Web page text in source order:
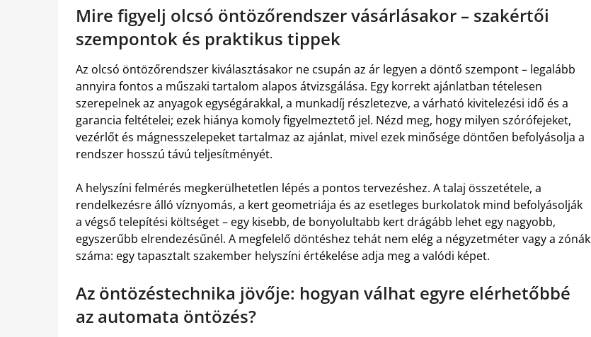
Mire figyelj olcsó öntözőrendszer vásárlásakor – szakértői
szempontok és praktikus tippek
Az olcsó öntözőrendszer kiválasztásakor ne csupán az ár legyen a döntő szempont – legalább
annyira fontos a műszaki tartalom alapos átvizsgálása. Egy korrekt ajánlatban tételesen
szerepelnek az anyagok egységárakkal, a munkadíj részletezve, a várható kivitelezési idő és a
garancia feltételei; ezek hiánya komoly figyelmeztető jel. Nézd meg, hogy milyen szórófejeket,
vezérlőt és mágnesszelepeket tartalmaz az ajánlat, mivel ezek minősége döntően befolyásolja a
rendszer hosszú távú teljesítményét.
A helyszíni felmérés megkerülhetetlen lépés a pontos tervezéshez. A talaj összetétele, a
rendelkezésre álló víznyomás, a kert geometriája és az esetleges burkolatok mind befolyásolják
a végső telepítési költséget – egy kisebb, de bonyolultabb kert drágább lehet egy nagyobb,
egyszerűbb elrendezésűnél. A megfelelő döntéshez tehát nem elég a négyzetméter vagy a zónák
száma: egy tapasztalt szakember helyszíni értékelése adja meg a valódi képet.
Az öntözéstechnika jövője: hogyan válhat egyre elérhetőbbé
az automata öntözés?